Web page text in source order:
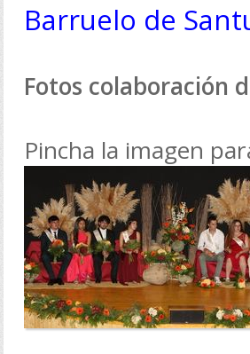
Barruelo de
Fotos colaboración
Pincha la imagen